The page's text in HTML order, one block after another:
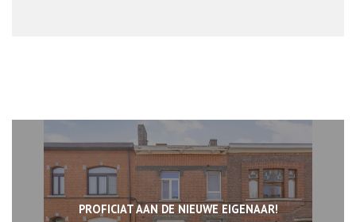
PROFICIAT AAN DE NIEUWE EIGENAAR!